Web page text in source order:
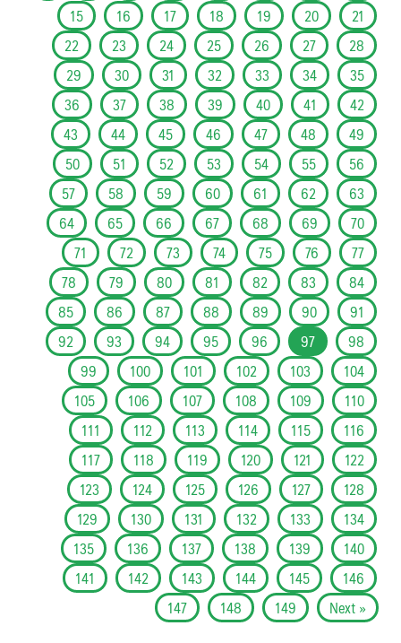
15
16 17 18 19 20
21
22
23 24 25 26 27
28
29
30 31 32 33 34
35
36
37 38 39 40 41
42
43
44 45 46 47 48
49
50
51 52 53 54 55
56
57
58 59 60 61 62
63
64
65 66 67 68 69
70
71
72 73 74 75 76
77
78
79 80 81 82 83
84
85
86 87 88 89 90
91
92
93 94 95 96 97
98
99
100 101 102 103
104
105
106 107 108 109
110
111
112 113 114 115
116
117
118 119 120 121
122
123
124 125 126 127
128
129
130 131 132 133
134
135
136 137 138 139
140
141
142 143 144 145
146
147
148 149 Next »